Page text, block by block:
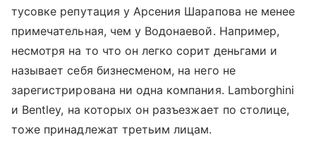
тусовке репутация у Арсения Шарапова не менее
примечательная, чем у Водонаевой. Например,
несмотря на то что он легко сорит деньгами и
называет себя бизнесменом, на него не
зарегистрирована ни одна компания. Lamborghini
и Bentley, на которых он разъезжает по столице,
тоже принадлежат третьим лицам.